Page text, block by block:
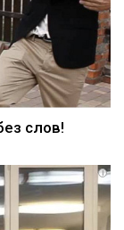
слов!
i